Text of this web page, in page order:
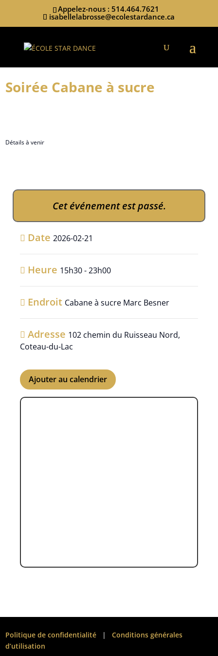
Appelez-nous : 514.464.7621
isabellelabrosse@ecolestardance.ca
Soirée Cabane à sucre
Détails à venir
Cet événement est passé.
Date2026-02-21
Heure 15h30 - 23h00
Endroit Cabane à sucre Marc Besner
Adresse 102 chemin du Ruisseau Nord,
Coteau-du-Lac
Ajouter au calendrier
Politique de confidentialité |Conditions générales
d’utilisation